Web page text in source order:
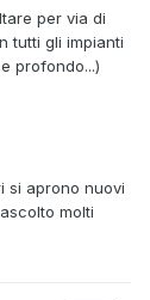
per via di
tutti gli impianti
profondo...)
si aprono nuovi
molti